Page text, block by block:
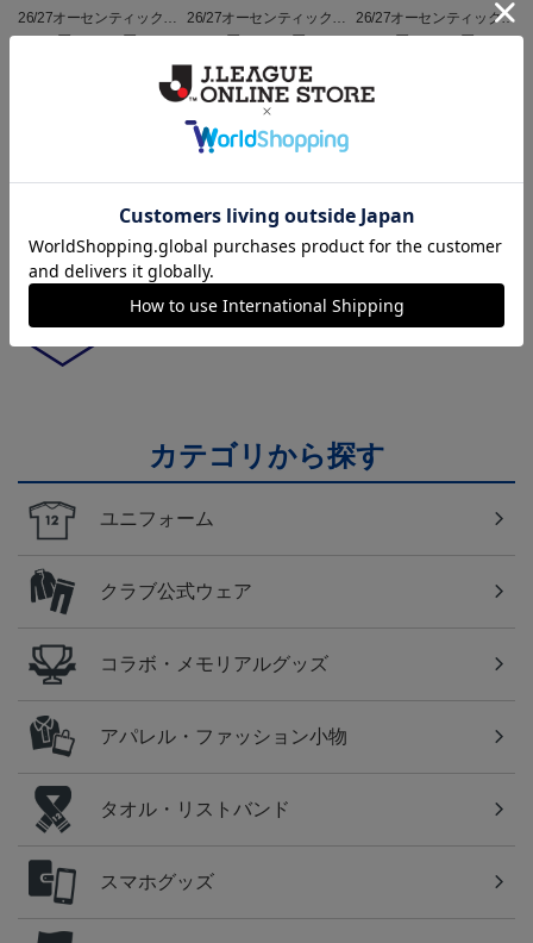
26/27オーセンティックユ
ニフォーム半袖（FP1st）
26/27オーセンティックユ
ニフォーム半袖（FP2n
26/27オーセンティックユ
ニフォーム長袖（FP1st）
チームマスコット「ディーオ」グッズは、サポータ
ーやファン必見！
山形
モンテディオ山形のすべてのグッズをチェックした
カテゴリから探す
ユニフォーム
クラブ公式ウェア
コラボ・メモリアルグッズ
アパレル・ファッション小物
タオル・リストバンド
スマホグッズ